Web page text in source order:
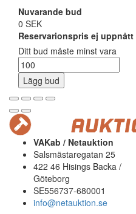
Nuvarande bud
0 SEK
Reservarionspris ej uppnått
Ditt bud måste minst vara
Lägg bud
VAKab / Netauktion
Salsmästaregatan 25
422 46 Hisings Backa /
Göteborg
SE556737-680001
info@netauktion.se